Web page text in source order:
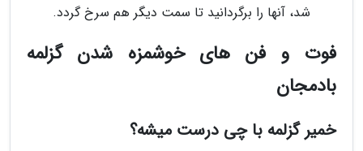
شد، آنها را برگردانید تا سمت دیگر هم سرخ گردد.
فوت و فن های خوشمزه شدن گزلمه
بادمجان
خمیر گزلمه با چی درست میشه؟